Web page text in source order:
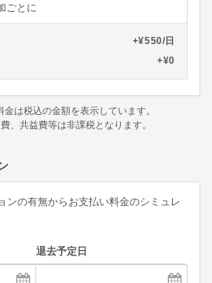
ごとに
+¥550/日
+¥0
は税込の金額を表示しています。
、共益費等は非課税となります。
ンの有無からお支払い料金のシミュレ
退去予定日